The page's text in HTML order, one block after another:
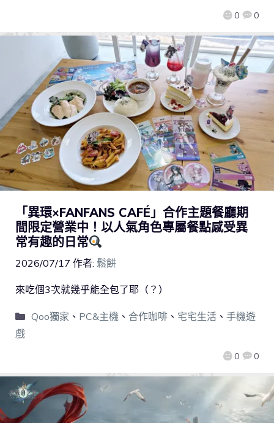
0 0
「異環×FANFANS CAFÉ」合作主題餐廳期
間限定營業中！以人氣角色專屬餐點感受異
常有趣的日常
2026/07/17 作者: 鬆餅
0 0
來吃個3次就幾乎能全包了耶（？）
Qoo獨家 、 PC&主機、 合作咖啡、 宅宅生活、 手機遊
戲